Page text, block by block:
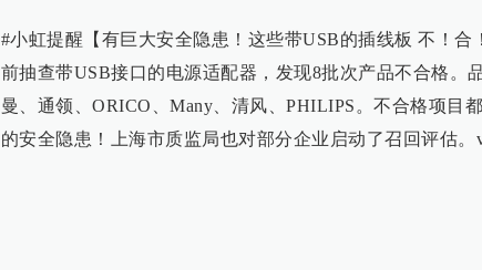
#小虹提醒【有巨大安全隐患！这些带USB的插线板 不！合
前抽查带USB接口的电源适配器，发现8批次产品不合格。
曼、通领、ORICO、Many、清风、PHILIPS。不合格项目
的安全隐患！上海市质监局也对部分企业启动了召回评估。